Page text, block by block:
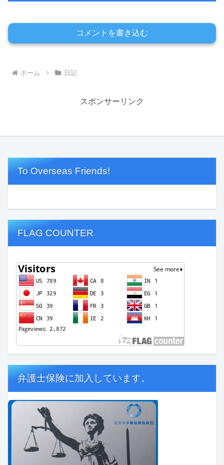
コメントを書き込む
ホーム 日記
スポンサーリンク
To Overseas Friends!
FLAG COUNTER
弁護士保険に加入しています。